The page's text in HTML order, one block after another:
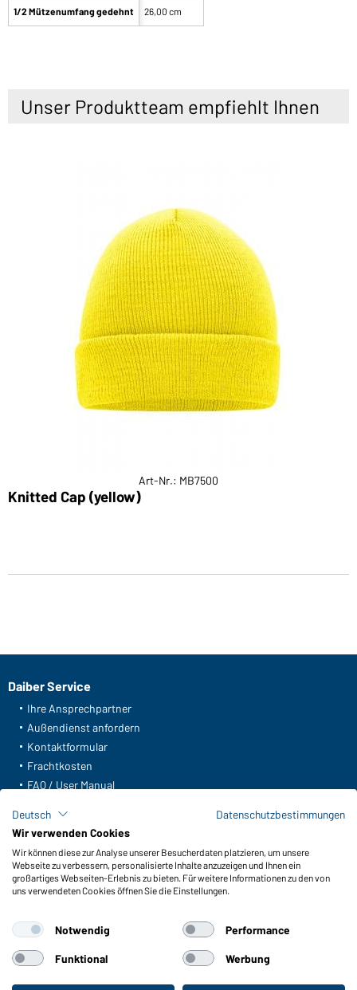
1/2 Mützenumfang gedehnt 26,00 cm
Unser Produktteam empfiehlt Ihnen
Art-Nr.: MB7500
Knitted Cap (yellow)
Daiber Service
Ihre Ansprechpartner
Außendienst anfordern
Kontaktformular
Frachtkosten
FAQ / User Manual
Meldeportal nach Hinweisgeberschutz
Funktionen & Pflege
Produkteigenschaften
Pflegehinweise
Farben
WORKWEAR COLLECTION
Deutsch
Datenschutzbestimmungen
Wir verwenden Cookies
Wir können diese zur Analyse unserer Besucherdaten platzieren, um unsere
Webseite zu verbessern, personalisierte Inhalte anzuzeigen und Ihnen ein
großartiges Webseiten-Erlebnis zu bieten. Für weitere Informationen zu den von
uns verwendeten Cookies öffnen Sie die Einstellungen.
Notwendig Performance
Funktional Werbung